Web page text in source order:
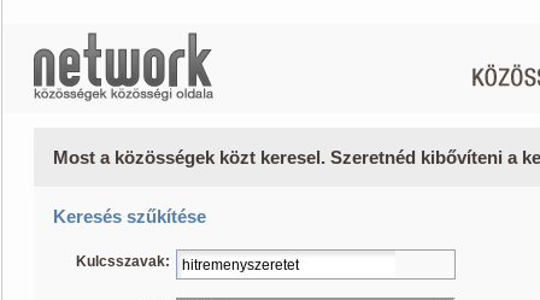
Most a közösségek közt keresel. Szeretnéd kibővíteni a
Keresés szűkítése
Kulcsszavak: